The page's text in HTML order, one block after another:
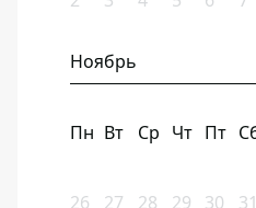
Ноябрь
Пн Вт Ср Чт Пт
26 27 28 29 30 31